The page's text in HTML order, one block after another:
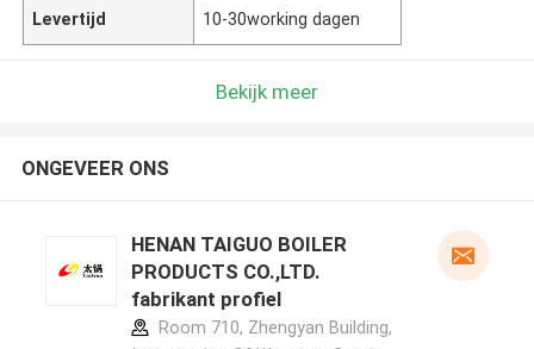
Levertijd 10-30working dagen
Bekijk meer
ONGEVEER ONS
HENAN TAIGUO BOILER
PRODUCTS CO.,LTD.
fabrikant profiel
Room 710, Zhengyan Building,